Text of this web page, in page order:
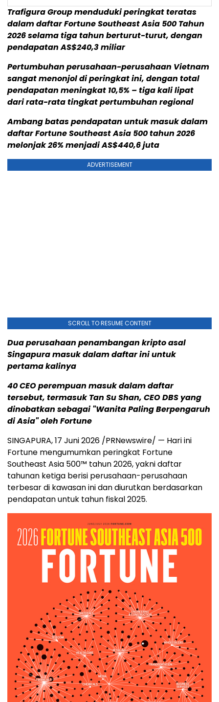
Trafigura Group menduduki peringkat teratas
dalam daftar Fortune Southeast Asia 500 Tahun
2026 selama tiga tahun berturut-turut, dengan
pendapatan AS$240,3 miliar
Pertumbuhan perusahaan-perusahaan Vietnam
sangat menonjol di peringkat ini, dengan total
pendapatan meningkat 10,5% – tiga kali lipat
dari rata-rata tingkat pertumbuhan regional
Ambang batas pendapatan untuk masuk dalam
daftar Fortune Southeast Asia 500 tahun 2026
melonjak 26% menjadi AS$440,6 juta
ADVERTISEMENT
SCROLL TO RESUME CONTENT
Dua perusahaan penambangan kripto asal
Singapura masuk dalam daftar ini untuk
pertama kalinya
40 CEO perempuan masuk dalam daftar
tersebut, termasuk Tan Su Shan, CEO DBS yang
dinobatkan sebagai "Wanita Paling Berpengaruh
di Asia" oleh Fortune
SINGAPURA,17 Juni 2026 /PRNewswire/ — Hari ini
Fortune mengumumkan peringkat Fortune
Southeast Asia 500™ tahun 2026, yakni daftar
tahunan ketiga berisi perusahaan-perusahaan
terbesar di kawasan ini dan diurutkan berdasarkan
pendapatan untuk tahun fiskal 2025.